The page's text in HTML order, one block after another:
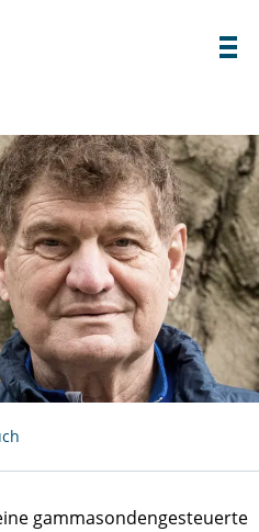
gammasondengesteuerte